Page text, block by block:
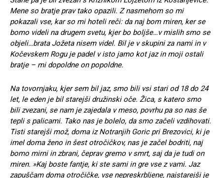
Mene so bratje prav tako opazili. Z nasmehom so mi
pokazali vse, kar so mi hoteli reči: da naj bom miren, ker se
bomo videli na drugem svetu, kjer bo boljše…v mislih smo se
objeli…brata Jožeta nisem videl. Bil je v skupini za nami in v
Kočevskem Rogu je padel v isto jamo kot jaz in moji ostali
bratje – mi dopoldne on popoldne.
Na tovornjaku, kjer sem bil jaz, smo bili vsi stari od 18 do 24
let, le eden je bil starejši družinski oče. Žica, s katero smo
bili zvezani, se nam je zajedala v meso, povrhu pa so nas še
tepli s palicami. Tako nas je bolelo, da smo začeli vzdihovati.
Tisti starejši mož, doma iz Notranjih Goric pri Brezovici, ki je
imel doma ženo in šest otročičkov, nas je začel bodriti, naj
bomo mirni in zbrani, čeprav gremo v smrt, saj da je tudi on
miren. »Kaj boste fantje, ki ste sami in gre vse z vami. Jaz
zapuščam doma otročičke, vse nepreskrbljene, najstarejši je